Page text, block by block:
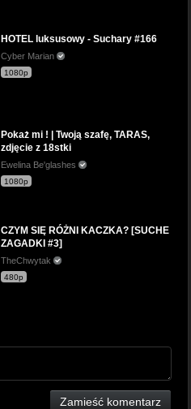
HOTEL luksusowy - Suchary #166
Cyber Marian
1080p
Pokaż mi ! | Twoją szafę, TARAS,
zdjęcie z 18stki
Ewelina Be'glashes
1080p
CZYM SIĘ RÓŻNI KACZKA? [SUCHE
ZAGADKI #3]
TheChwytak
480p
Zamieść komentarz